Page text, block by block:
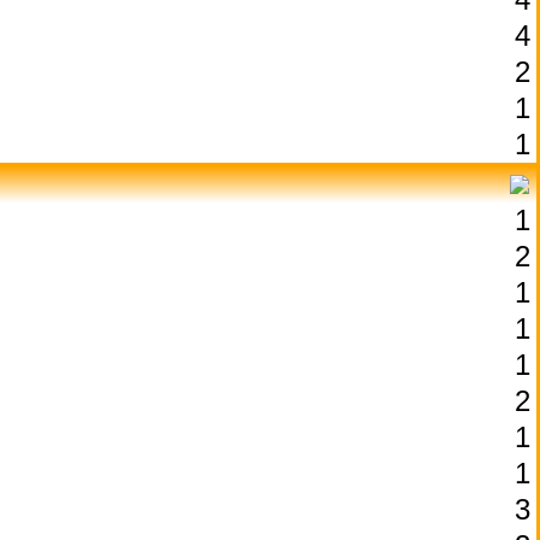
4
2
1
1
1
2
1
1
1
2
1
1
3